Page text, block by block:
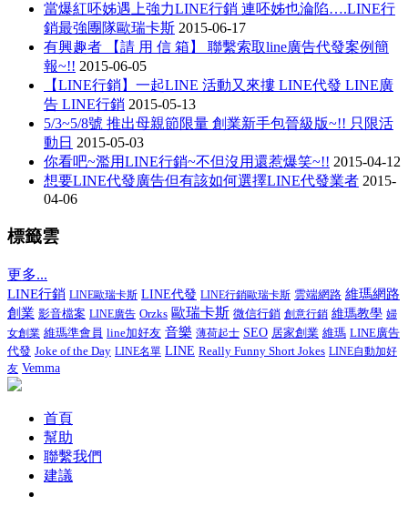
當爆紅呸姊遇上強力LINE行銷 連呸姊也淪陷….LINE行
銷最強團隊歐瑞卡斯 2015-06-17
有興趣者 【請 用 信 箱】 聯繫索取line廣告代發案例簡
報~!! 2015-06-05
【LINE行銷】一起LINE 活動又來摟 LINE代發 LINE廣
告 LINE行銷 2015-05-13
5/3~5/8號 推出母親節限量 創業新手包晉級版~!! 只限活
動日 2015-05-03
你看吧~濫用LINE行銷~不但沒用還惹爆笑~!! 2015-04-12
想要LINE代發廣告但有該如何選擇LINE代發業者 2015-
04-06
標籤雲
更多...
LINE行銷 LINE歐瑞卡斯 LINE代發 LINE行銷歐瑞卡斯 雲端網路 維瑪網路
創業 影音檔案 LINE廣告 Orzks 歐瑞卡斯 微信行銷 創意行銷 維瑪教學 婦
女創業 維瑪準會員 line加好友 音樂 薄荷起士 SEO 居家創業 維瑪 LINE廣告
代發 Joke of the Day LINE名單 LINE Really Funny Short Jokes LINE自動加好
友 Vemma
首頁
幫助
聯繫我們
建議